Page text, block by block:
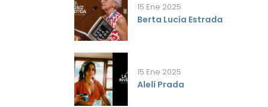
15 Ene 2025
Berta Lucía Estrada
15 Ene 2025
Alelí Prada